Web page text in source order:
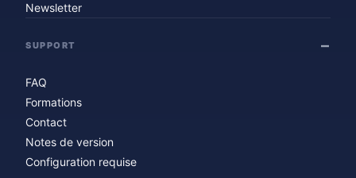
Newsletter
SUPPORT
FAQ
Formations
Contact
Notes de version
Configuration requise